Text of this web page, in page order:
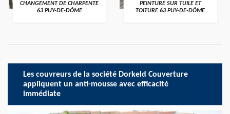
CHANGEMENT DE CHARPENTE
63 PUY-DE-DÔME
PEINTURE SUR TUILE ET
TOITURE 63 PUY-DE-DÔME
Les couvreurs de la société Dorkeld Couverture
appliquent un anti-mousse avec efficacité
immédiate